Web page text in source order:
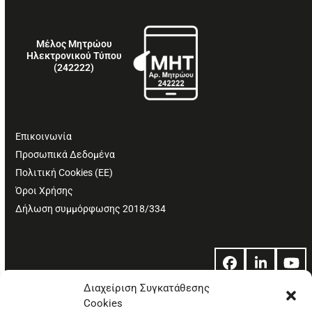
Διαχείριση Συγκατάθεσης
Cookies
Μέλος Μητρώου
Ηλεκτρονικού Τύπου
(242222)
Επικοινωνία
Προσωπικά Δεδομένα
Πολιτική Cookies (ΕΕ)
Όροι Χρήσης
Δήλωση συμμόρφωσης 2018/334
Facebook
LinkedIn